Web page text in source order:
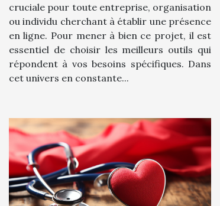
cruciale pour toute entreprise, organisation
ou individu cherchant à établir une présence
en ligne. Pour mener à bien ce projet, il est
essentiel de choisir les meilleurs outils qui
répondent à vos besoins spécifiques. Dans
cet univers en constante...